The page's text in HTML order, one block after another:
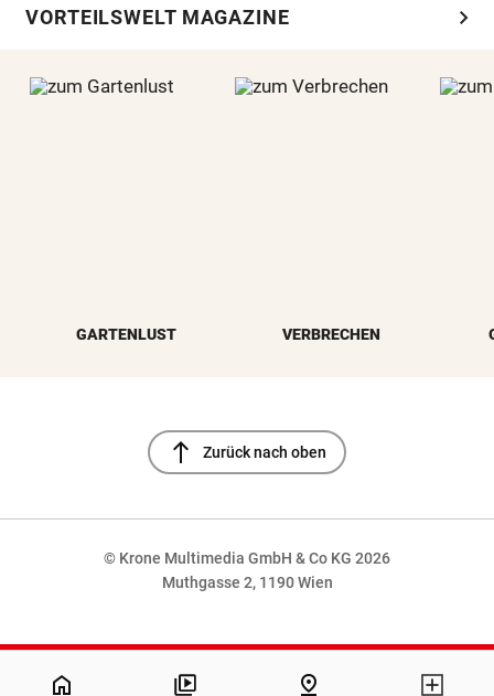
VORTEILSWELT MAGAZINE chevron_right
GARTENLUST VERBRECHEN
north Zurück nach oben
© Krone Multimedia GmbH & Co KG 2026
Muthgasse 2, 1190 Wien
home pin_drop
NaN%